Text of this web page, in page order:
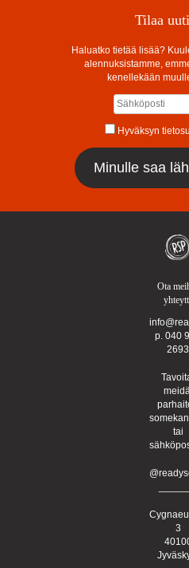
Tilaa
Haluatko tietää lisää?
alennuksistamme,
kenellekään
Hyväksyn
Ota
p. 040
2693
tai
3